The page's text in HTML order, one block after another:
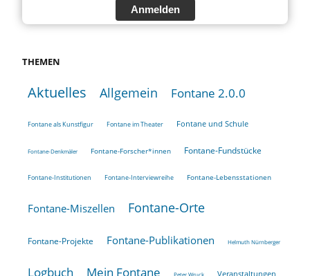
Anmelden
THEMEN
Aktuelles Allgemein Fontane 2.0.0
Fontane als Kunstfigur Fontane im Theater Fontane und Schule
Fontane-Denkmäler Fontane-Forscher*innen Fontane-Fundstücke
Fontane-Institutionen Fontane-Interviewreihe Fontane-Lebensstationen
Fontane-Miszellen Fontane-Orte
Fontane-Projekte Fontane-Publikationen Helmuth Nürnberger
Logbuch Mein Fontane Peter Wruck Veranstaltungen